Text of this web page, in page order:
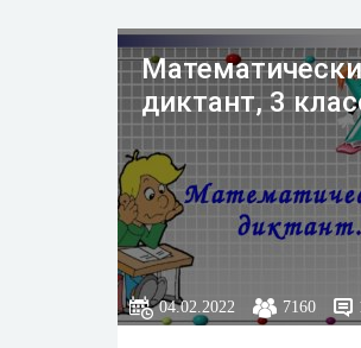
диктант, 3
04.02.2022 7160